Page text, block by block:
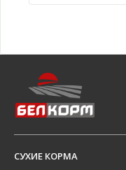
СУХИЕ КОРМА